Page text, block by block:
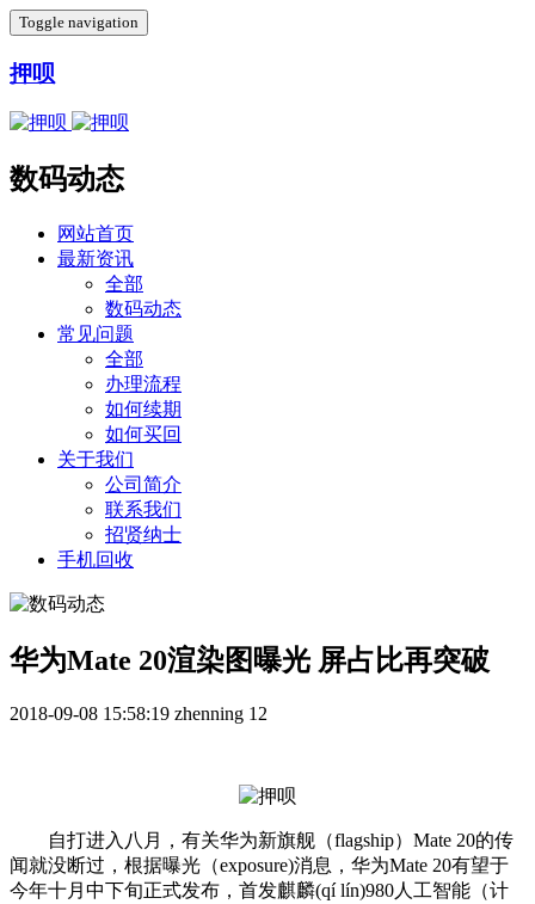
Toggle navigation
押呗
数码动态
网站首页
最新资讯
全部
数码动态
常见问题
全部
办理流程
如何续期
如何买回
关于我们
公司简介
联系我们
招贤纳士
手机回收
华为Mate 20渲染图曝光 屏占比再突破
2018-09-08 15:58:19 zhenning 12
自打进入八月，有关华为新旗舰（flagship）Mate 20的传
闻就没断过，根据曝光（exposure)消息，华为Mate 20有望于
今年十月中下旬正式发布，首发麒麟(qí lín)980人工智能（计